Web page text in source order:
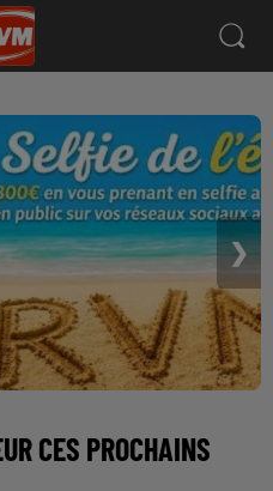
❯
CES PROCHAINS